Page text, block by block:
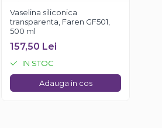
Vaselina siliconica
transparenta, Faren GF501,
500 ml
157,50 Lei
IN STOC
Adauga in cos